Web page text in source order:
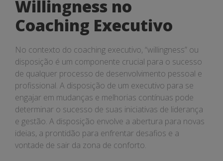
Willingness no
Coaching Executivo
No contexto do coaching executivo, “willingness” ou
disposição é um componente crucial para o sucesso
de qualquer processo de desenvolvimento pessoal e
profissional. A disposição de um executivo para se
engajar em mudanças e melhorias contínuas pode
determinar o sucesso de suas iniciativas de liderança
e gestão. A disposição envolve a abertura para novas
ideias, a prontidão para enfrentar desafios e a
vontade de sair da zona de conforto.